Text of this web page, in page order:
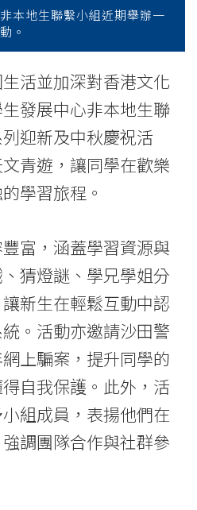
本地生聯繫小組近期舉辦一
。
活並加深對香港文化
發展中心非本地生聯
迎新及中秋慶祝活
青遊，讓同學在歡樂
學習旅程。
富，涵蓋學習資源與
猜燈謎、學兄學姐分
新生在輕鬆互動中認
。活動亦邀請沙田警
上騙案，提升同學的
自我保護。此外，活
組成員，表揚他們在
調團隊合作與社群參